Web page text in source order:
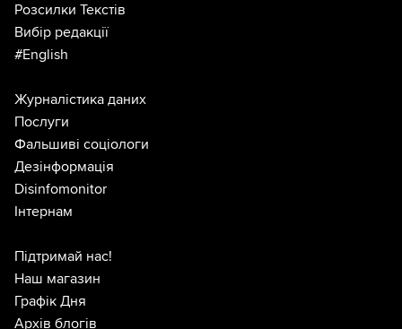
Розсилки Текстів
Вибір редакції
#English
Журналістика даних
Послуги
Фальшиві соціологи
Дезінформація
Disinfomonitor
Інтернам
Підтримай нас!
Наш магазин
Графік Дня
Архів блогів